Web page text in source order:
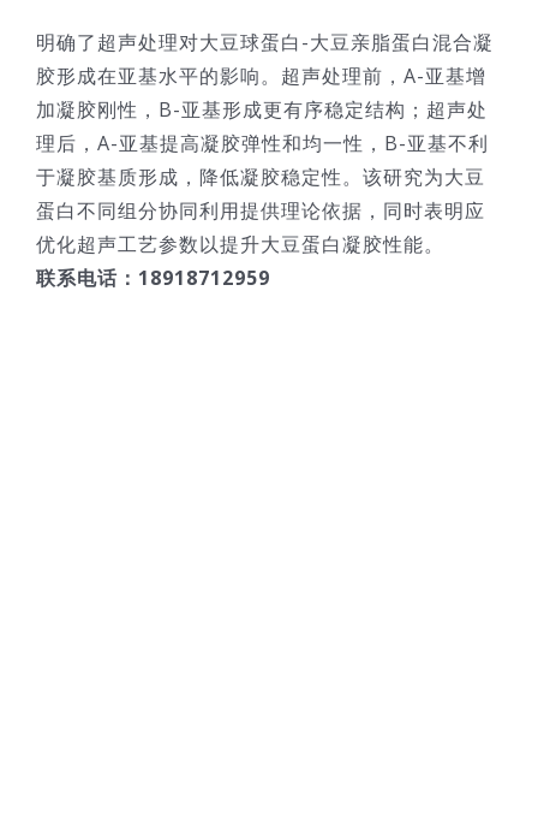
明确了超声处理对大豆球蛋白-大豆亲脂蛋白混合凝
胶形成在亚基水平的影响。超声处理前，A-亚基增
加凝胶刚性，B-亚基形成更有序稳定结构；超声处
理后，A-亚基提高凝胶弹性和均一性，B-亚基不利
于凝胶基质形成，降低凝胶稳定性。该研究为大豆
蛋白不同组分协同利用提供理论依据，同时表明应
优化超声工艺参数以提升大豆蛋白凝胶性能。
联系电话：18918712959